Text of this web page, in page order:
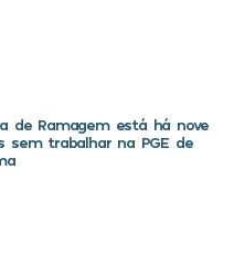
de Ramagem está há nove
sem trabalhar na PGE de